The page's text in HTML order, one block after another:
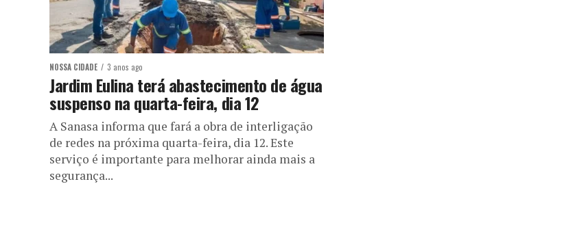
NOSSA CIDADE 3 anos ago
Jardim Eulina terá abastecimento de água
suspenso na quarta-feira, dia 12
A Sanasa informa que fará a obra de interligação
de redes na próxima quarta-feira, dia 12. Este
serviço é importante para melhorar ainda mais a
segurança...